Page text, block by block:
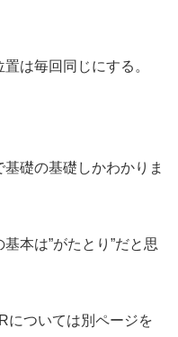
は毎回同じにする。
礎の基礎しかわかりま
本は”がたとり”だと思
については別ページを